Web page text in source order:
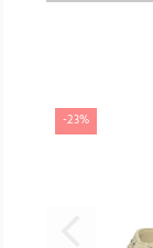
-23%